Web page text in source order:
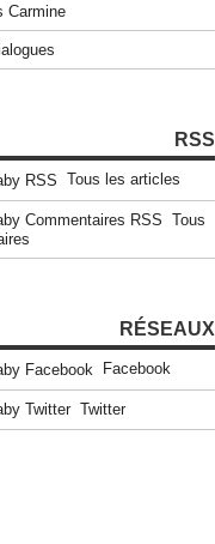
Carmine
RSS
Tous les articles
Tous
RÉSEAUX
Facebook
Twitter